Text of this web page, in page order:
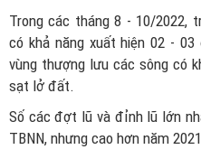
Trong các tháng 8 - 10/2022,
có khả năng xuất hiện 02 -
vùng thượng lưu các sông có
sạt lở đất.
Số các đợt lũ và đỉnh lũ lớn
TBNN, nhưng cao hơn năm